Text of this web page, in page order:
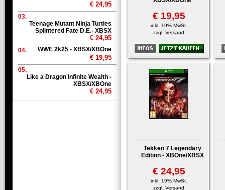
€ 19,95
inkl. 19% MwSt.
zzgl. Versand
Tekken 7 Legendary
Edition - XBOne/XBSX
€ 24,95
inkl. 19% MwSt.
zzgl. Versand
€ 24,95
03.
Teenage Mutant Ninja Turtles
Splintered Fate D.E.- XBSX
€ 24,95
04. WWE 2k25 - XBSX/XBOne
€ 19,95
05.
Like a Dragon Infinite Wealth -
XBSX/XBOne
€ 24,95